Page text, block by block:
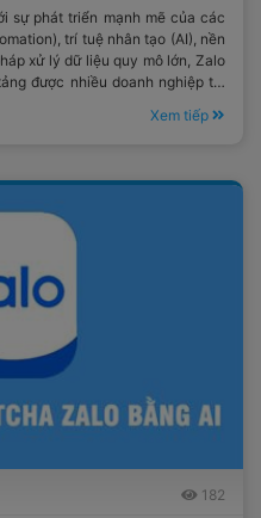
sự phát triển mạnh mẽ của các
trí tuệ nhân tạo (AI), nền
xử lý dữ liệu quy mô lớn, Zalo
được nhiều doanh nghiệp tại
Xem tiếp
182